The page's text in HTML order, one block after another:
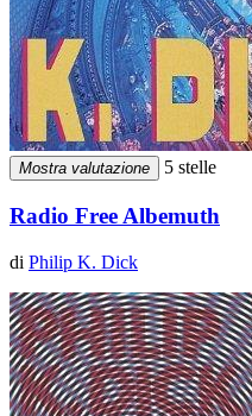
Mostra valutazione 5 stelle
Radio Free Albemuth
di Philip K. Dick